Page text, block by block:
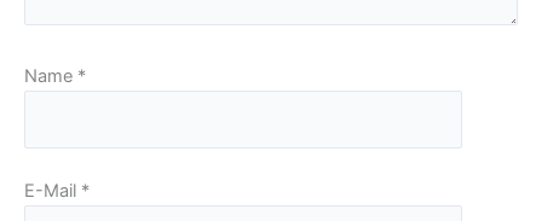
Name *
E-Mail *